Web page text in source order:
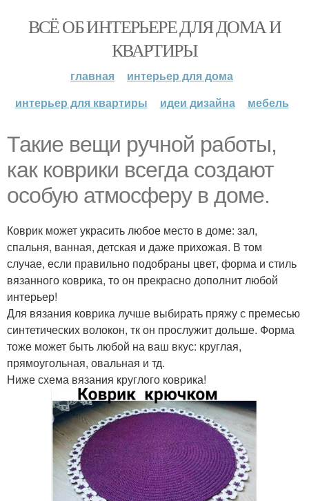
ВСЁ ОБ ИНТЕРЬЕРЕ ДЛЯ ДОМА И
КВАРТИРЫ
главная
интерьер для дома
интерьер для квартиры
идеи дизайна мебель
Такие вещи ручной работы,
как коврики всегда создают
особую атмосферу в доме.
Коврик может украсить любое место в доме: зал,
спальня, ванная, детская и даже прихожая. В том
случае, если правильно подобраны цвет, форма и стиль
вязанного коврика, то он прекрасно дополнит любой
интерьер!
Для вязания коврика лучше выбирать пряжу с премесью
синтетических волокон, тк он прослужит дольше. Форма
тоже может быть любой на ваш вкус: круглая,
прямоугольная, овальная и тд.
Ниже схема вязания круглого коврика!